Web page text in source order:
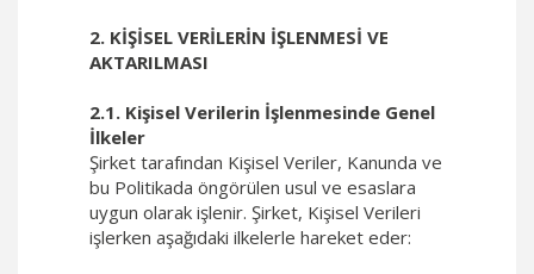
2. KİŞİSEL VERİLERİN İŞLENMESİ VE
AKTARILMASI
2.1. Kişisel Verilerin İşlenmesinde Genel
İlkeler
Şirket tarafından Kişisel Veriler, Kanunda ve
bu Politikada öngörülen usul ve esaslara
uygun olarak işlenir. Şirket, Kişisel Verileri
işlerken aşağıdaki ilkelerle hareket eder: